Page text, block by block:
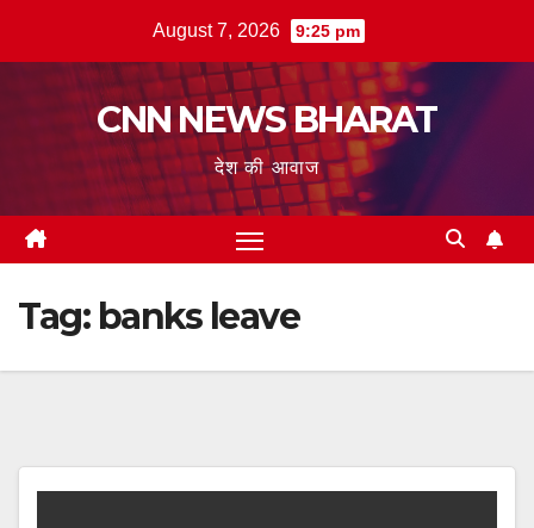
August 7, 2026 9:25 pm
CNN NEWS BHARAT
देश की आवाज
Tag: banks leave